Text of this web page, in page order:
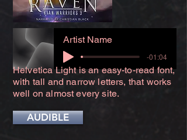
Artist Name
-01:04
Helvetica Light is an easy-to-read font,
with tall and narrow letters, that works
well on almost every site.
AUDIBLE